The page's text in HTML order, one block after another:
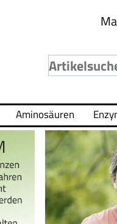
Aminosäuren